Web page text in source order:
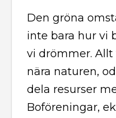
Den gröna
inte bara hur vi
vi drömmer. Allt
nära naturen,
dela resurser
Boföreningar,